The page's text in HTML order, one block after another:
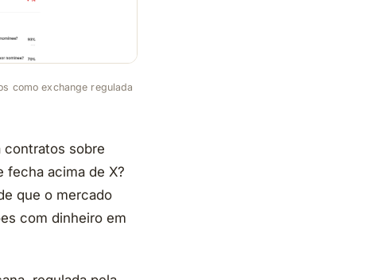
como exchange regulada
contratos sobre
fecha acima de X?
que o mercado
com dinheiro em